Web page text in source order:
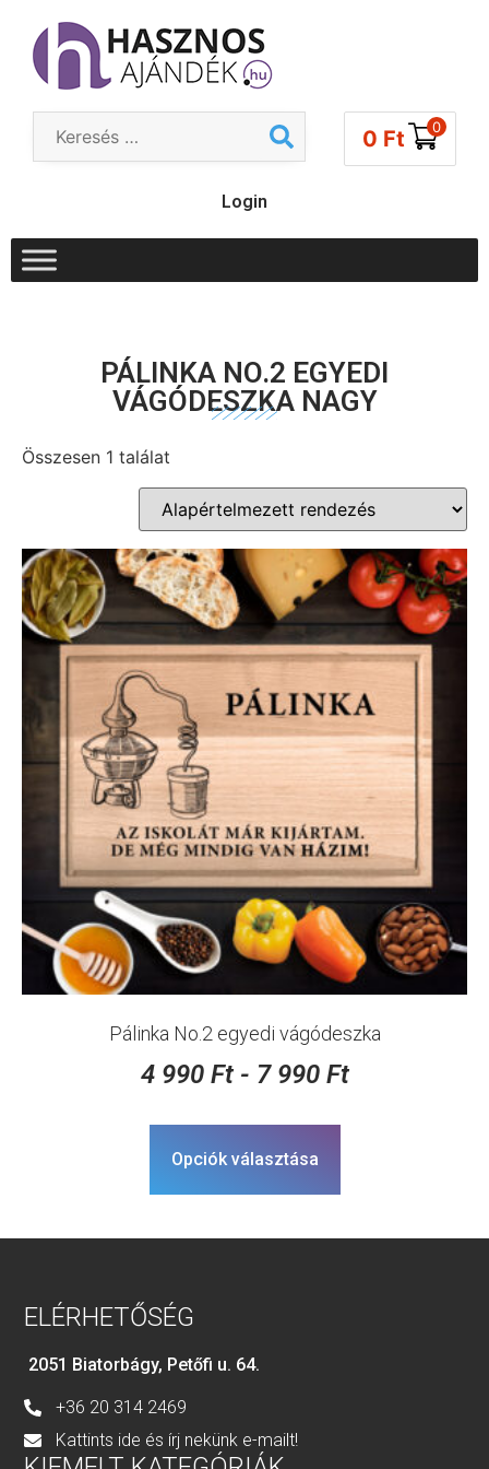
0 Ft 0
Login
PÁLINKA NO.2 EGYEDI
VÁGÓDESZKA NAGY
Összesen 1 találat
Pálinka No.2 egyedi vágódeszka
4 990 Ft- 7 990 Ft
Opciók választása
ELÉRHETŐSÉG
2051 Biatorbágy, Petőfi u. 64.
+36 20 314 2469
Kattints ide és írj nekünk e-mailt!